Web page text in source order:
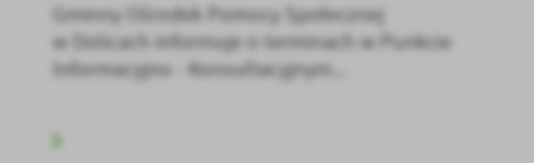
Gminny Ośrodek Pomocy Społecznej
w Dolicach informuje o terminach w Punkcie
Informacyjno - Konsultacyjnym...